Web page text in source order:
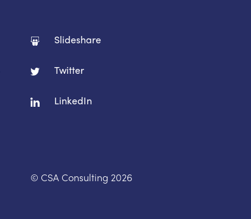
Slideshare
Twitter
LinkedIn
© CSA Consulting 2026